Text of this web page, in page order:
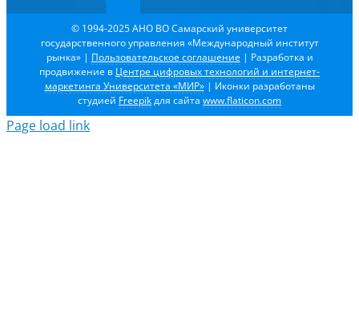
© 1994-2025 АНО ВО Самарский университет
государственного управления «Международный институт
рынка» | Пользовательское соглашение | Разработка и
продвижение в Центре цифровых технологий и интернет-
маркетинга Университета «МИР»| Иконки разработаны
студией Freepikдля сайта www.flaticon.com
Page load link